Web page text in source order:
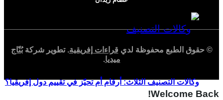
وكالات التصنيف الثلاث: أرقام أم تحيّز في تقييم دول إفريقيا؟
© حقوق الطبع محفوظة لدي قراءات إفريقية. تطوير شركةبُنّاج
ميديا.
Welcome Back!